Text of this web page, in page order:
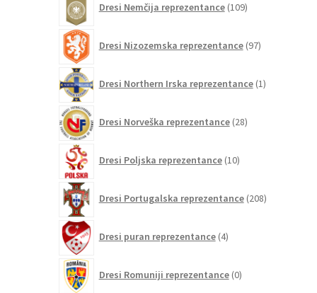
Dresi Nemčija reprezentance 109izdelkov
Dresi Nizozemska reprezentance 97izdelkov
Dresi Northern Irska reprezentance 1izdelek
Dresi Norveška reprezentance 28izdelkov
Dresi Poljska reprezentance 10izdelkov
Dresi Portugalska reprezentance 208izdelkov
Dresi puran reprezentance 4izdelki
Dresi Romuniji reprezentance 0izdelkov